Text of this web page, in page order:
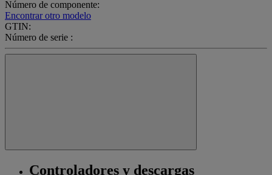
Número de componente:
Encontrar otro modelo
GTIN:
Número de serie :
Controladores y descargas